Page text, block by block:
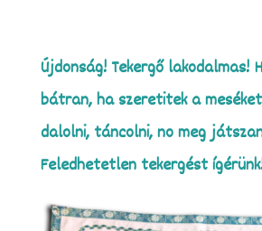
Újdonság! Tekergő lakodalmas!
bátran, ha szeretitek a
dalolni, táncolni, no meg
Feledhetetlen tekergést